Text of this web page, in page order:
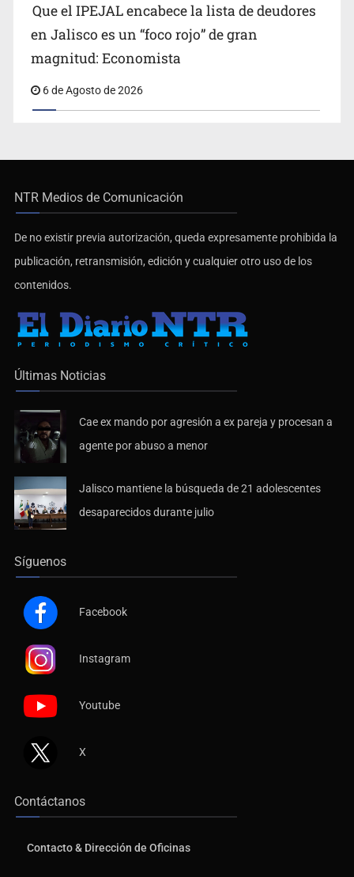
Que el IPEJAL encabece la lista de deudores
en Jalisco es un “foco rojo” de gran
magnitud: Economista
6 de Agosto de 2026
NTR Medios de Comunicación
De no existir previa autorización, queda expresamente prohibida la
publicación, retransmisión, edición y cualquier otro uso de los
contenidos.
Últimas Noticias
Cae ex mando por agresión a ex pareja y procesan a
agente por abuso a menor
Jalisco mantiene la búsqueda de 21 adolescentes
desaparecidos durante julio
Síguenos
Facebook
Instagram
Youtube
X
Contáctanos
Contacto & Dirección de Oficinas